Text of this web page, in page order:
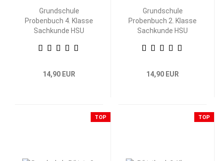
Grundschule
Probenbuch 4. Klasse
Sachkunde HSU
14,90 EUR
Grundschule
Probenbuch 2. Klasse
Sachkunde HSU
14,90 EUR
TOP TOP